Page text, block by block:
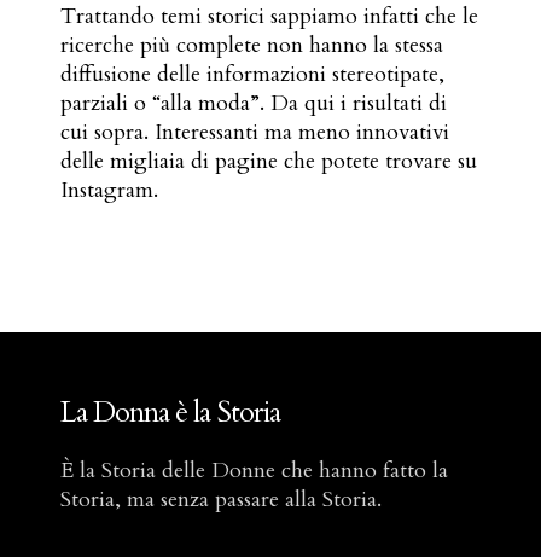
Trattando temi storici sappiamo infatti che le
ricerche più complete non hanno la stessa
diffusione delle informazioni stereotipate,
parziali o “alla moda”. Da qui i risultati di
cui sopra. Interessanti ma meno innovativi
delle migliaia di pagine che potete trovare su
Instagram.
La Donna è la Storia
È la Storia delle Donne che hanno fatto la
Storia, ma senza passare alla Storia.